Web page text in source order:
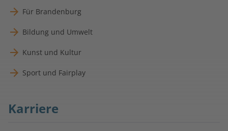
Für Brandenburg
Bildung und Umwelt
Kunst und Kultur
Sport und Fairplay
Karriere